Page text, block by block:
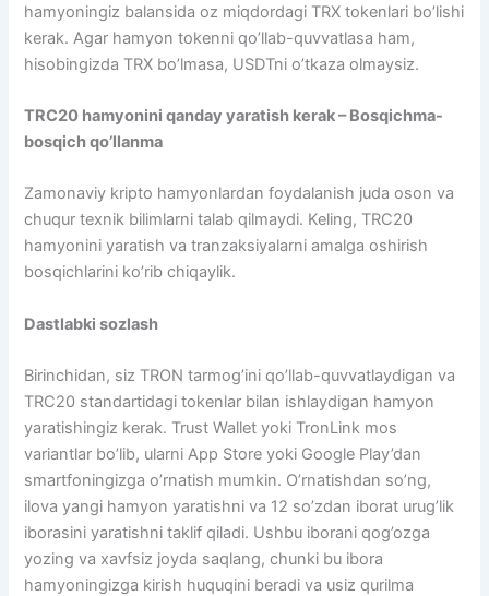
hamyoningiz balansida oz miqdordagi TRX tokenlari bo’lishi
kerak. Agar hamyon tokenni qo’llab-quvvatlasa ham,
hisobingizda TRX bo’lmasa, USDTni o’tkaza olmaysiz.
TRC20 hamyonini qanday yaratish kerak – Bosqichma-
bosqich qo’llanma
Zamonaviy kripto hamyonlardan foydalanish juda oson va
chuqur texnik bilimlarni talab qilmaydi. Keling, TRC20
hamyonini yaratish va tranzaksiyalarni amalga oshirish
bosqichlarini ko’rib chiqaylik.
Dastlabki sozlash
Birinchidan, siz TRON tarmog’ini qo’llab-quvvatlaydigan va
TRC20 standartidagi tokenlar bilan ishlaydigan hamyon
yaratishingiz kerak. Trust Wallet yoki TronLink mos
variantlar bo’lib, ularni App Store yoki Google Play’dan
smartfoningizga o’rnatish mumkin. O’rnatishdan so’ng,
ilova yangi hamyon yaratishni va 12 so’zdan iborat urug’lik
iborasini yaratishni taklif qiladi. Ushbu iborani qog’ozga
yozing va xavfsiz joyda saqlang, chunki bu ibora
hamyoningizga kirish huquqini beradi va usiz qurilma